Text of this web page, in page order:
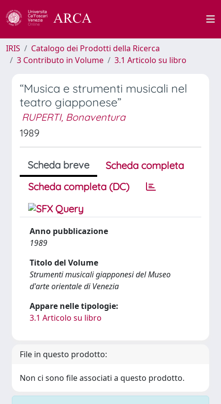
IRIS
Catalogo dei Prodotti della Ricerca
3 Contributo in Volume
3.1 Articolo su libro
“Musica e strumenti musicali nel
teatro giapponese”
RUPERTI, Bonaventura
1989
Scheda breve
Scheda completa
Scheda completa (DC)
Anno pubblicazione
1989
Titolo del Volume
Strumenti musicali giapponesi del Museo
d'arte orientale di Venezia
Appare nelle tipologie:
3.1 Articolo su libro
File in questo prodotto:
Non ci sono file associati a questo prodotto.